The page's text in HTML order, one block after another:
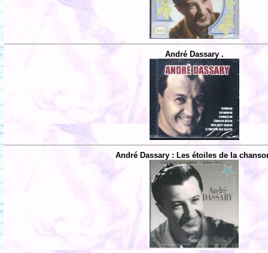
André Dassary .
André Dassary : Les étoiles de la